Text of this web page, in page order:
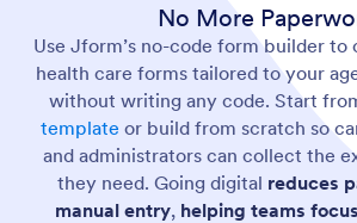
No More
Use Jform’s no-code form builder to
health care forms tailored to your
without writing any code. Start
template or build from scratch so
and administrators can collect the
they need. Going digital reduces
manual entry, helping teams